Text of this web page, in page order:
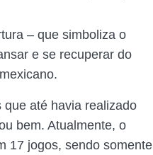
– que simboliza o
e se recuperar do
até havia realizado
bem. Atualmente, o
17 jogos, sendo somente